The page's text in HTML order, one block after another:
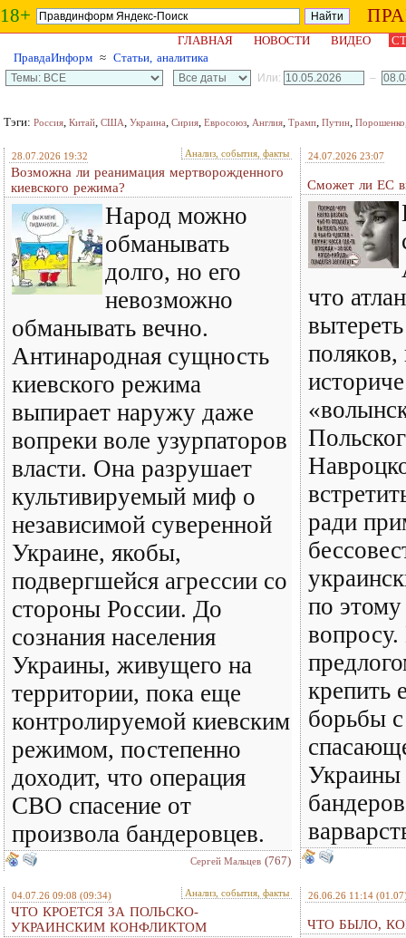
18+
ГЛАВНАЯ НОВОСТИ ВИДЕО
ПравдаИнформ ≈ Статьи, аналитика
Или: –
Тэги: Россия, Китай, США, Украина, Сирия, Евросоюз, Англия, Трамп, Путин, Порошенко
28.07.2026 19:32 Анализ, события, факты
Возможна ли реанимация мертворожденного
киевского режима?
Народ можно
обманывать
долго, но его
невозможно
обманывать вечно.
Антинародная сущность
киевского режима
выпирает наружу даже
вопреки воле узурпаторов
власти. Она разрушает
культивируемый миф о
независимой суверенной
Украине, якобы,
подвергшейся агрессии со
стороны России. До
сознания населения
Украины, живущего на
территории, пока еще
контролируемой киевским
режимом, постепенно
доходит, что операция
СВО спасение от
произвола бандеровцев.
Сергей Мальцев (767)
24.07.2026 23:07
Сможет ли ЕС
что
ради
по
крепить
борьбы
Украины
04.07.26 09:08 (09:34) Анализ, события, факты
ЧТО КРОЕТСЯ ЗА ПОЛЬСКО-
УКРАИНСКИМ КОНФЛИКТОМ
26.06.26 11:14
ЧТО БЫЛО,